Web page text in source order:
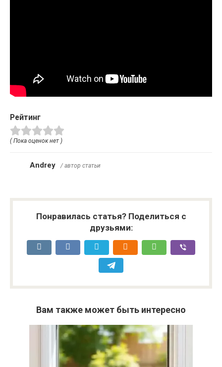
Рейтинг
( Пока оценок нет )
Andrey / автор статьи
Понравилась статья? Поделиться с
друзьями:
Вам также может быть интересно